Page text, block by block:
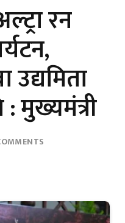
रन
मुख्यमंत्री